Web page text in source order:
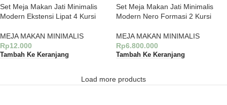
Set Meja Makan Jati Minimalis
Modern Ekstensi Lipat 4 Kursi
MEJA MAKAN MINIMALIS
Rp12.000
Tambah Ke Keranjang
Set Meja Makan Jati Minimalis
Modern Nero Formasi 2 Kursi
MEJA MAKAN MINIMALIS
Rp6.800.000
Tambah Ke Keranjang
Load more products